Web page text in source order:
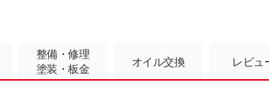
整備・修理
塗装・板金
オイル交換 レビュ